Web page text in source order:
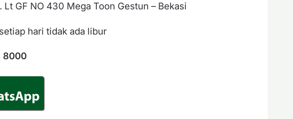
GF NO 430 Mega Toon Gestun – Bekasi
hari tidak ada libur
8000